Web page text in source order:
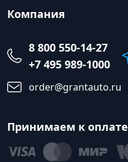
Компания
8 800 550-14-27
+7 495 989-1000
order@grantauto.ru
Принимаем к оплате